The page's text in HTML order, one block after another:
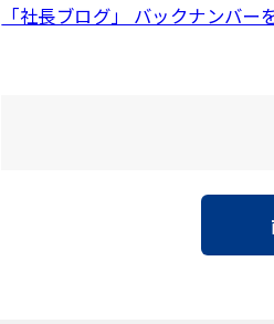
「社長ブログ」 バックナンバー